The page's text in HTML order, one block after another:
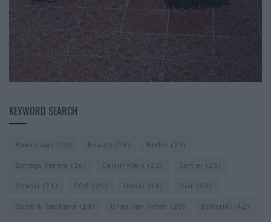
KEYWORD SEARCH
Balenciaga (20) Beauty (18) Berlin (29)
Bottega Veneta (26) Calvin Klein (22) Cartier (25)
Chanel (71) COS (21) Diesel (16) Dior (52)
Dolce & Gabbana (18) Dries van Noten (20) Editorial (42)